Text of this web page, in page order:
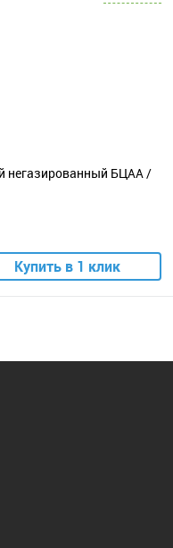
негазированный БЦАА /
Купить в 1 клик